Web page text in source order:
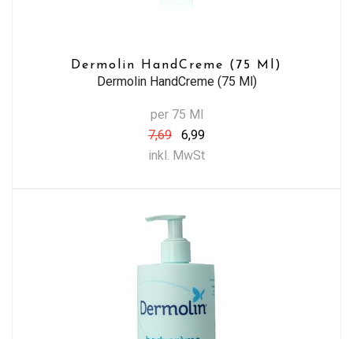
Dermolin HandCreme (75 Ml)
Dermolin HandCreme (75 Ml)
per 75 Ml
7,69
6,99
inkl. MwSt